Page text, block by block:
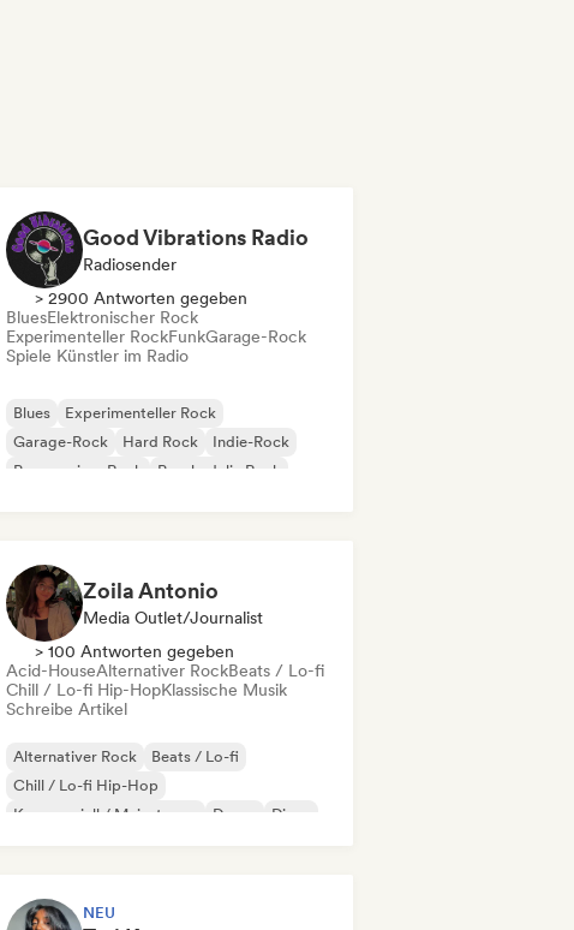
Good Vibrations Radio
Radiosender
> 2900 Antworten gegeben
BluesElektronischer Rock
Experimenteller RockFunkGarage-Rock
Spiele Künstler im Radio
Blues
Experimenteller Rock
Garage-Rock
Hard Rock
Indie-Rock
Progressiver Rock
Psychedelic Rock
Zoila Antonio
Media Outlet/Journalist
> 100 Antworten gegeben
Acid-HouseAlternativer RockBeats / Lo-fi
Chill / Lo-fi Hip-HopKlassische Musik
Schreibe Artikel
Alternativer Rock
Beats / Lo-fi
Chill / Lo-fi Hip-Hop
Kommerziell / Mainstream
Dance
Disco
NEU